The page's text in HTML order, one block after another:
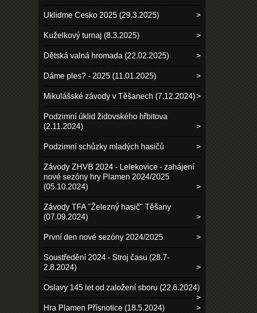
Uklidme Cesko 2025 (29.3.2025)
Kuželkový turnaj (8.3.2025)
Dětská valná hromada (22.02.2025)
Dáme ples? - 2025 (11.01.2025)
Mikulášské závody v Těšanech (7.12.2024)
Podzimní úklid židovského hřbitova
(2.11.2024)
Podzimní schůzky mladých hasičů
Závody ZHVB 2024 - Lelekovice - zahájení
nové sezóny hry Plamen 2024/2025
(05.10.2024)
Závody TFA "Železný hasič" Těšany
(07.09.2024)
První den nové sezóny 2024/2025
Soustředění 2024 - Stroj času (28.7-
2.8.2024)
Oslavy 145 let od založení sboru (22.6.2024)
Hra Plamen Přísnotice (18.5.2024)